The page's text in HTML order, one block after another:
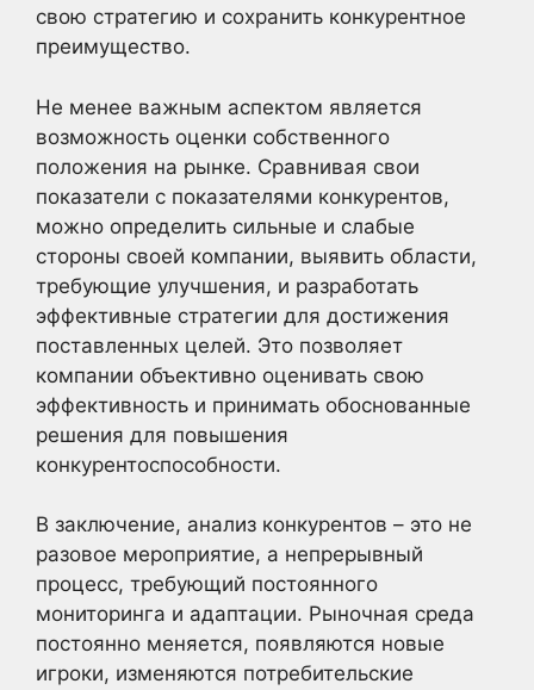
свою стратегию и сохранить конкурентное
преимущество.
Не менее важным аспектом является
возможность оценки собственного
положения на рынке. Сравнивая свои
показатели с показателями конкурентов,
можно определить сильные и слабые
стороны своей компании, выявить области,
требующие улучшения, и разработать
эффективные стратегии для достижения
поставленных целей. Это позволяет
компании объективно оценивать свою
эффективность и принимать обоснованные
решения для повышения
конкурентоспособности.
В заключение, анализ конкурентов – это не
разовое мероприятие, а непрерывный
процесс, требующий постоянного
мониторинга и адаптации. Рыночная среда
постоянно меняется, появляются новые
игроки, изменяются потребительские